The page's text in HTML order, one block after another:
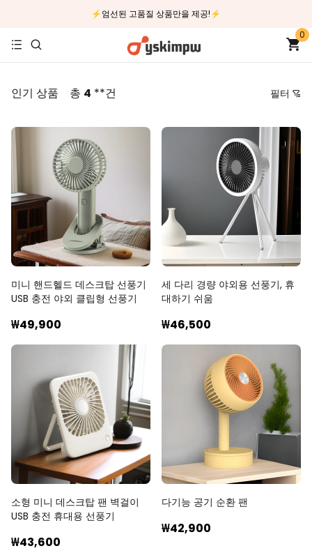
⚡엄선된 고품질 상품만을 제공!⚡
0
인기 상품 총 4 **건 필터
가격
낮은 가격순
높은 가격순
최신순
역순
미니 핸드헬드 데스크탑 선풍기
USB 충전 야외 클립형 선풍기
₩49,900
세 다리 경량 야외용 선풍기, 휴
대하기 쉬움
₩46,500
소형 미니 데스크탑 팬 벽걸이
USB 충전 휴대용 선풍기
₩43,600
다기능 공기 순환 팬
₩42,900